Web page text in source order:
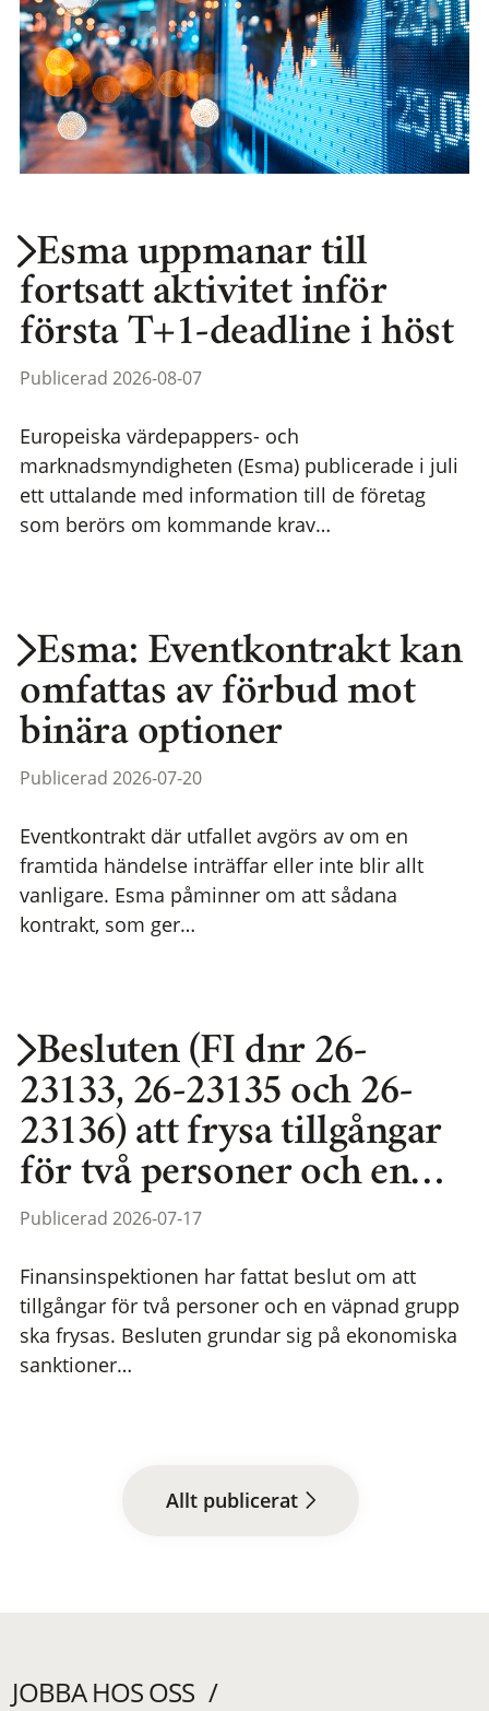
Esma uppmanar till
fortsatt aktivitet inför
första T+1-deadline i höst
Publicerad 2026-08-07
Europeiska värdepappers- och
marknadsmyndigheten (Esma) publicerade i juli
ett uttalande med information till de företag
som berörs om kommande krav…
Esma: Eventkontrakt kan
omfattas av förbud mot
binära optioner
Publicerad 2026-07-20
Eventkontrakt där utfallet avgörs av om en
framtida händelse inträffar eller inte blir allt
vanligare. Esma påminner om att sådana
kontrakt, som ger…
Besluten (FI dnr 26-
23133, 26-23135 och 26-
23136) att frysa tillgångar
för två personer och en…
Publicerad 2026-07-17
Finansinspektionen har fattat beslut om att
tillgångar för två personer och en väpnad grupp
ska frysas. Besluten grundar sig på ekonomiska
sanktioner…
Allt publicerat
JOBBA HOS OSS